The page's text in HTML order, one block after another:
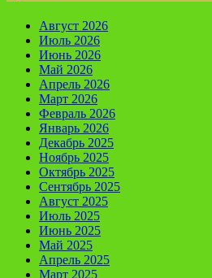
Август 2026
Июль 2026
Июнь 2026
Май 2026
Апрель 2026
Март 2026
Февраль 2026
Январь 2026
Декабрь 2025
Ноябрь 2025
Октябрь 2025
Сентябрь 2025
Август 2025
Июль 2025
Июнь 2025
Май 2025
Апрель 2025
Март 2025